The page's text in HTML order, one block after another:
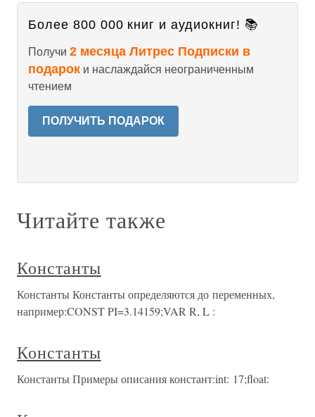
Более 800 000 книг и аудиокниг! 📚
Получи 2 месяца Литрес Подписки в
подарок и наслаждайся неограниченным
чтением
ПОЛУЧИТЬ ПОДАРОК
Читайте также
Константы
Константы Константы определяются до переменных,
например:CONST PI=3.14159;VAR R, L :
Константы
Константы Примеры описания констант:int: 17;float: